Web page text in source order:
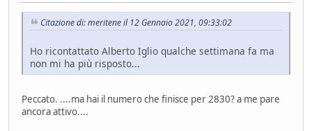
Citazione di: meritene il 12 Gennaio 2021, 09:33:02
Ho ricontattato Alberto Iglio qualche settimana fa ma
non mi ha più risposto...
Peccato. ....ma hai il numero che finisce per 2830? a me pare
ancora attivo....